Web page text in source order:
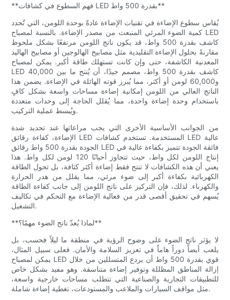
**فهم السطوع في كشافات LED بقدرة 500 واط**
يُقاس سطوع الإضاءة في تقنيات الإضاءة عادةً بوحدة اللومن، التي تُحدد
كمية الضوء المرئي المنبعث من مصدر الإضاءة. بالنسبة لمصباح LED
كاشف بقدرة 500 واط، قد يكون ناتج اللومن مرتفعًا بشكل ملحوظ
مقارنةً بحلول الإضاءة التقليدية مثل مصابيح الهالوجين أو مصابيح الهاليد
المعدنية الكاشفة، حتى وإن كانت تستهلك طاقة أكبر. يمكن لمصباح
LED كاشف بقدرة 500 واط، مصمم جيدًا، أن يُنتج ما بين 40,000
و60,000 لومن أو أكثر، مما يُبرز قوته الهائلة في الإضاءة. يضمن هذا
الناتج العالي من اللومن إمكانية إضاءة مساحات واسعة بشكل كافٍ
باستخدام وحدة إضاءة واحدة، مما يُقلل الحاجة إلى وحدات متعددة
ويُبسط عملية التركيب.
من الجوانب الأساسية الأخرى التي يجب مراعاتها عند تحديد شدة
الإضاءة، كفاءة رقائق LED المستخدمة. تستخدم كشافات LED عالية
الجودة بقدرة 500 واط رقائق LED فائقة الجودة تتميز بكفاءة عالية في
إنتاج اللومن لكل واط، حيث تتجاوز أحيانًا 120 لومن لكل واط. هذا
يعني أن هذه الكشافات لا تنتج فقط إضاءة أكثر كثافة، بل تحول الطاقة
الكهربائية بكفاءة أكبر إلى ضوء مرئي، مما يقلل من هدر الحرارة
والكهرباء. لذلك، فإن التركيز على ناتج اللومن إلى جانب كفاءة الطاقة
يُسهم في تحقيق أقصى قدر من فعالية الإضاءة مع التحكم في تكاليف
التشغيل.
**لماذا يُعدّ ناتج الضوء مهمًا؟**
لا يؤثر ناتج الضوء على وضوح الرؤية في منطقة ما ليلاً فحسب، بل
يلعب أيضاً دوراً هاماً في تعزيز السلامة والأمان. فعلى سبيل المثال،
يمكن لمصباح LED قوي بقدرة 500 واط أن يردع المتسللين من خلال
إزالة المناطق المظللة وتوفير إضاءة متناسقة. وهو مفيد بشكل خاص
للتطبيقات التجارية والصناعية التي تتطلب مساحات خارجية واسعة،
مثل مواقف السيارات والملاعب والمستودعات، تغطية إضاءة شاملة.